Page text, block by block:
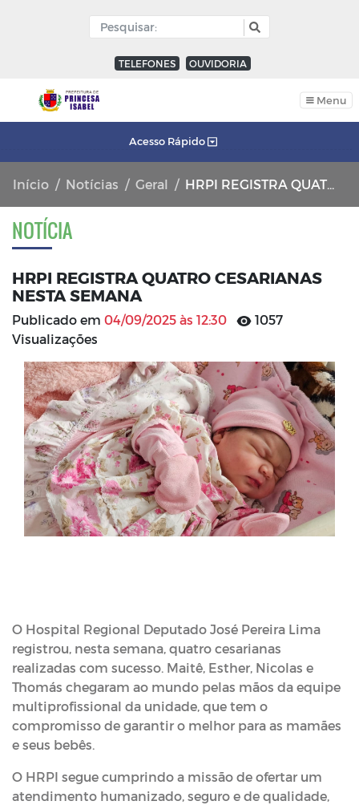
TELEFONES OUVIDORIA
Menu
Acesso Rápido
Início Notícias Geral HRPI REGISTRA QUATRO CESARIANAS NESTA SEMANA
NOTÍCIA
HRPI REGISTRA QUATRO CESARIANAS
NESTA SEMANA
Publicado em 04/09/2025 às 12:30
1057
Visualizações
O Hospital Regional Deputado José Pereira Lima
registrou, nesta semana, quatro cesarianas
realizadas com sucesso. Maitê, Esther, Nicolas e
Thomás chegaram ao mundo pelas mãos da equipe
multiprofissional da unidade, que tem o
compromisso de garantir o melhor para as mamães
e seus bebês.
O HRPI segue cumprindo a missão de ofertar um
atendimento humanizado, seguro e de qualidade,